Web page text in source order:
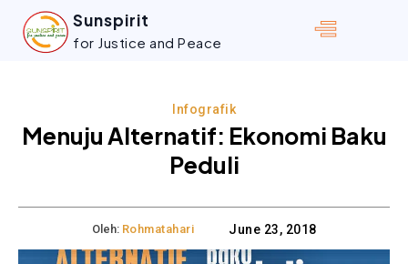
Sunspirit
for Justice and Peace
Infografik
Menuju Alternatif: Ekonomi Baku
Peduli
Oleh: Rohmatahari June 23, 2018